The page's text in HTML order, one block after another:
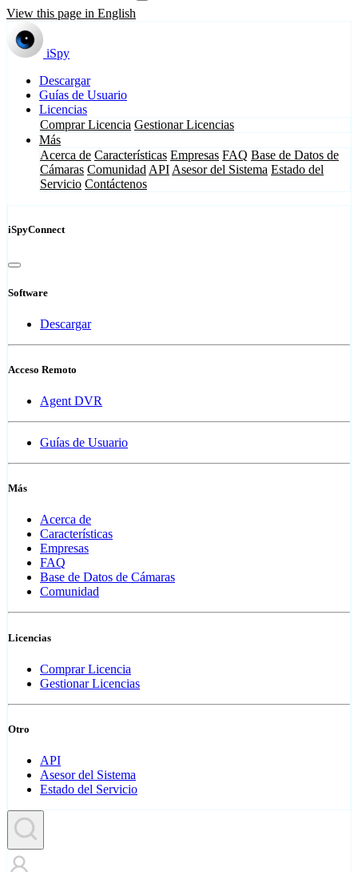
View this page in English
iSpy
Descargar
Guías de Usuario
Licencias
Comprar Licencia Gestionar Licencias
Más
Acerca de Características Empresas FAQ Base de Datos de
Cámaras Comunidad API Asesor del Sistema Estado del
Servicio Contáctenos
iSpyConnect
Software
Descargar
Acceso Remoto
Agent DVR
Guías de Usuario
Más
Acerca de
Características
Empresas
FAQ
Base de Datos de Cámaras
Comunidad
Licencias
Comprar Licencia
Gestionar Licencias
Otro
API
Asesor del Sistema
Estado del Servicio